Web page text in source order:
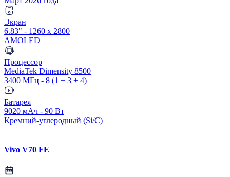
Экран
6.83" - 1260 x 2800
AMOLED
Процессор
MediaTek Dimensity 8500
3400 МГц - 8 (1 + 3 + 4)
Батарея
9020 мАч - 90 Вт
Кремний-углеродный (Si/C)
Vivo V70 FE